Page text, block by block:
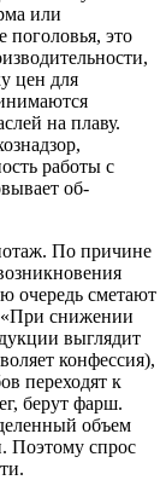
или
поголовья, это
цен для
на плаву.
работы с
об­
По причине
очередь сметают
«При снижении
выглядит
конфес­сия),
переходят к
берут фарш.
объем
Поэтому спрос